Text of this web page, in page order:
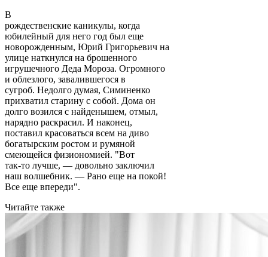
В
рождественские каникулы, когда
юбилейный для него год был еще
новорожденным, Юрий Григорьевич на
улице наткнулся на брошенного
игрушечного Деда Мороза. Огромного
и облезлого, завалившегося в
сугроб. Недолго думая, Симиненко
прихватил старину с собой. Дома он
долго возился с найденышем, отмыл,
нарядно раскрасил. И наконец,
поставил красоваться всем на диво
богатырским ростом и румяной
смеющейся физиономией. "Вот
так-то лучше, — довольно заключил
наш волшебник. — Рано еще на покой!
Все еще впереди".
Читайте также